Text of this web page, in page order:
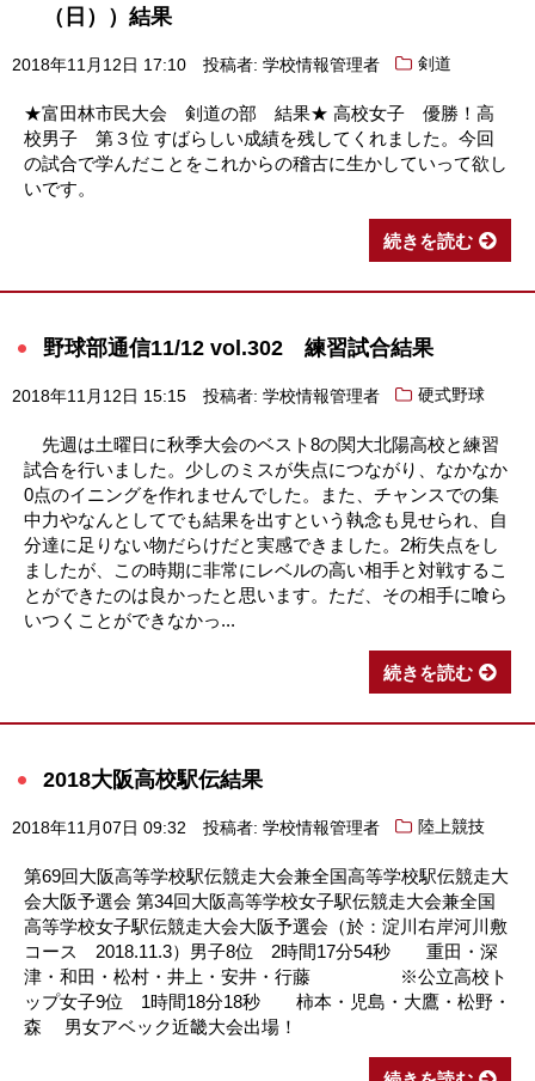
（日））結果
2018年11月12日 17:10 投稿者: 学校情報管理者 剣道
★富田林市民大会 剣道の部 結果★ 高校女子 優勝！高
校男子 第３位 すばらしい成績を残してくれました。今回
の試合で学んだことをこれからの稽古に生かしていって欲し
いです。
続きを読む
野球部通信11/12 vol.302 練習試合結果
2018年11月12日 15:15 投稿者: 学校情報管理者 硬式野球
先週は土曜日に秋季大会のベスト8の関大北陽高校と練習
試合を行いました。少しのミスが失点につながり、なかなか
0点のイニングを作れませんでした。また、チャンスでの集
中力やなんとしてでも結果を出すという執念も見せられ、自
分達に足りない物だらけだと実感できました。2桁失点をし
ましたが、この時期に非常にレベルの高い相手と対戦するこ
とができたのは良かったと思います。ただ、その相手に喰ら
いつくことができなかっ...
続きを読む
2018大阪高校駅伝結果
2018年11月07日 09:32 投稿者: 学校情報管理者 陸上競技
第69回大阪高等学校駅伝競走大会兼全国高等学校駅伝競走大
会大阪予選会 第34回大阪高等学校女子駅伝競走大会兼全国
高等学校女子駅伝競走大会大阪予選会（於：淀川右岸河川敷
コース 2018.11.3）男子8位 2時間17分54秒 重田・深
津・和田・松村・井上・安井・行藤 ※公立高校ト
ップ女子9位 1時間18分18秒 柿本・児島・大鷹・松野・
森 男女アベック近畿大会出場！